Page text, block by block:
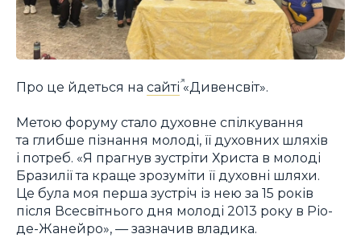
Про це йдеться на сайті«Дивенсвіт».
Метою форуму стало духовне спілкування
та глибше пізнання молоді, її духовних шляхів
і потреб. «Я прагнув зустріти Христа в молоді
Бразилії та краще зрозуміти її духовні шляхи.
Це була моя перша зустріч із нею за 15 років
після Всесвітнього дня молоді 2013 року в Ріо-
де-Жанейро», — зазначив владика.